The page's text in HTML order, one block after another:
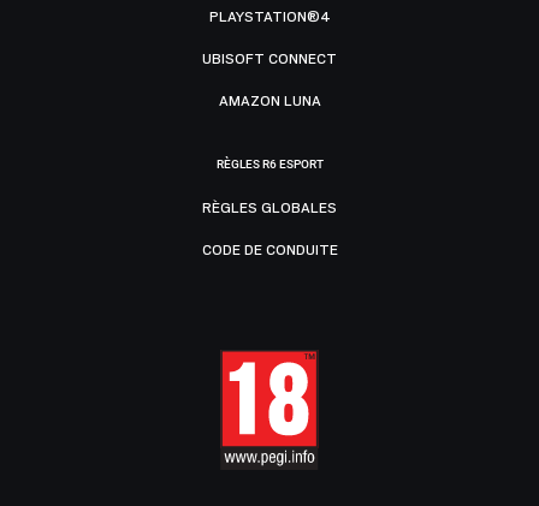
PLAYSTATION®4
UBISOFT CONNECT
AMAZON LUNA
RÈGLES R6 ESPORT
RÈGLES GLOBALES
CODE DE CONDUITE